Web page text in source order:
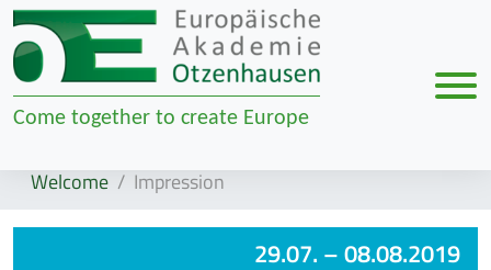
Zur Navigation springen
Zum Inhalt springen
Come together to create Europe
Welcome Impression
29.07. – 08.08.2019